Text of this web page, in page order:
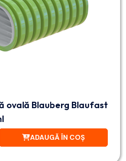
ovală Blauberg Blaufast
ADAUGĂ ÎN COȘ